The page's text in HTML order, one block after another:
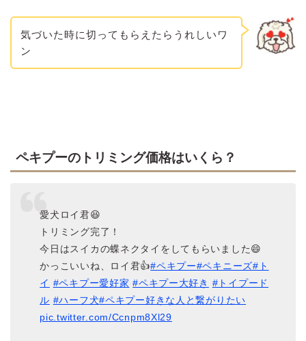
気づいた時に切ってもらえたらうれしいワ
ン
ペキプーのトリミング価格はいくら？
愛犬ロイ君😆
トリミング完了！
今日はスイカの蝶ネクタイをしてもらいました😄
かっこいいね、ロイ君👍#ペキプー#ペキニーズ#ト
イ #ペキプー愛好家 #ペキプー大好き #トイプード
ル #ハーフ犬#ペキプー好きな人と繋がりたい
pic.twitter.com/Ccnpm8Xl29